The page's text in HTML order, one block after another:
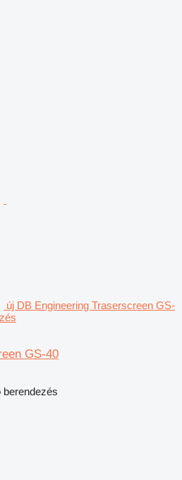
új DB Engineering Traserscreen GS-
GS-40
berendezés